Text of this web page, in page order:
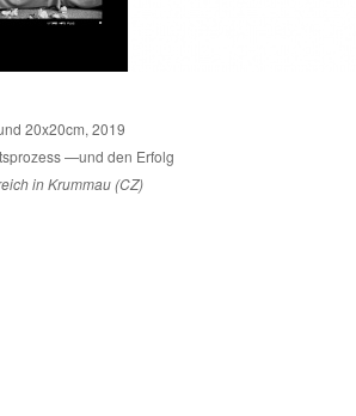
20x20cm, 2019
—und den Erfolg
in Krummau (CZ)